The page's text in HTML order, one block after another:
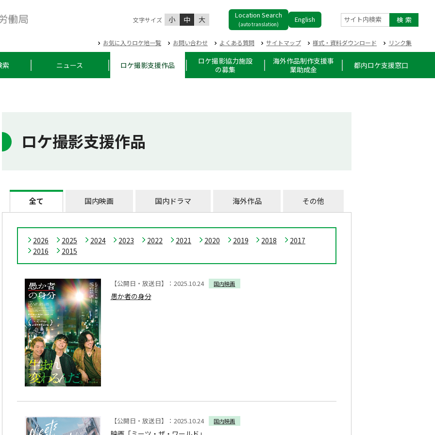
文字サイズ 小 中 大 Location Search
(auto translation)
English サイト内検索
お気に入りロケ地一覧 お問い合わせ よくある質問 サイトマップ 様式・資料ダウンロード リンク集
索 ニュース ロケ撮影支援作品
ロケ撮影協力施設
の募集
海外作品制作支援事
業助成金
都内ロケ支援窓口
ロケ撮影支援作品
全て 国内映画 国内ドラマ 海外作品 その他
2026 2025 2024 2023 2022 2021 2020 2019 2018
2017
2016
2015
【公開日・放送日】：2025.10.24 国内映画
愚か者の身分
【公開日・放送日】：2025.10.24 国内映画